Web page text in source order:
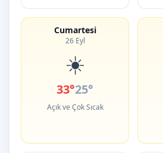
Cumartesi
26 Eyl
☀️
33°25°
Açık ve Çok Sıcak